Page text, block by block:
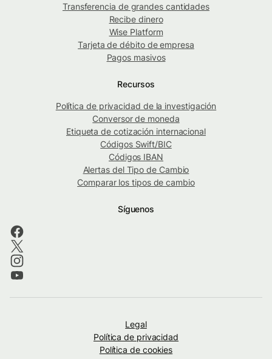
Transferencia de grandes cantidades
Recibe dinero
Wise Platform
Tarjeta de débito de empresa
Pagos masivos
Recursos
Política de privacidad de la investigación
Conversor de moneda
Etiqueta de cotización internacional
Códigos Swift/BIC
Códigos IBAN
Alertas del Tipo de Cambio
Comparar los tipos de cambio
Síguenos
Legal
Política de privacidad
Política de cookies